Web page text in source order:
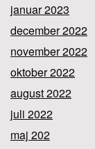
januar 2023
december 2022
november 2022
oktober 2022
august 2022
juli 2022
maj 202